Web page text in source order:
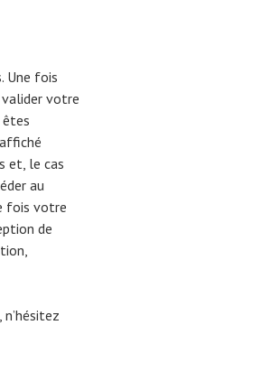
Une fois
votre
et, le cas
au
fois votre
de